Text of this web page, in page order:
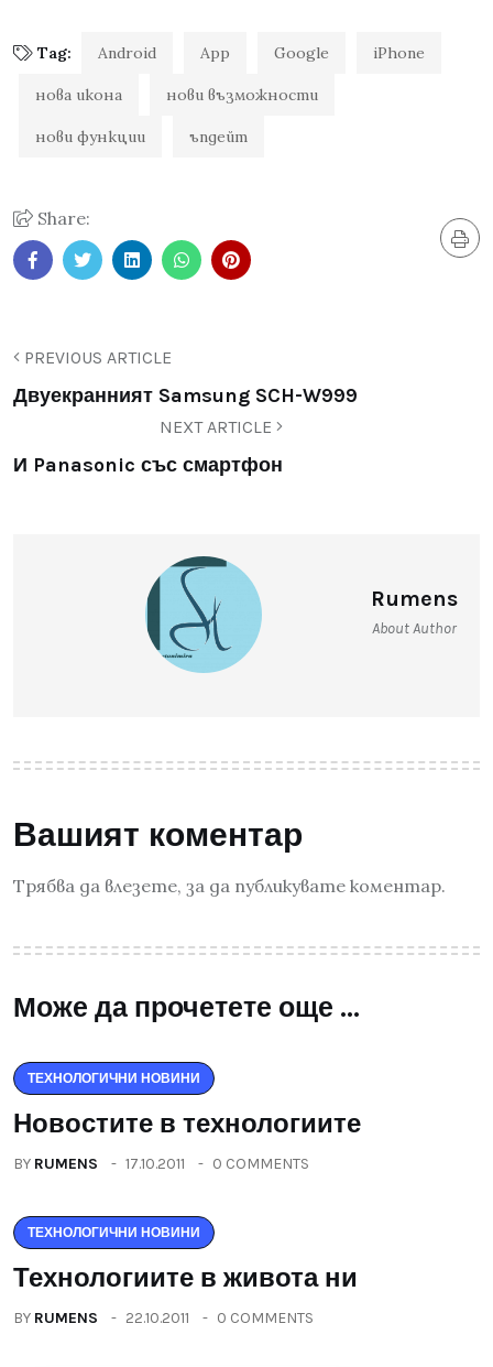
Tag: Android App Google iPhone
нова икона нови възможности
нови функции ъпдейт
Share:
PREVIOUS ARTICLE
Двуекранният Samsung SCH-W999
NEXT ARTICLE
И Panasonic със смартфон
Rumens
About Author
Вашият коментар
Трябва да влезете, за да публикувате коментар.
Може да прочетете още ...
ТЕХНОЛОГИЧНИ НОВИНИ
Новостите в технологиите
BY RUMENS 17.10.2011 0 COMMENTS
ТЕХНОЛОГИЧНИ НОВИНИ
Технологиите в живота ни
BY RUMENS 22.10.2011 0 COMMENTS